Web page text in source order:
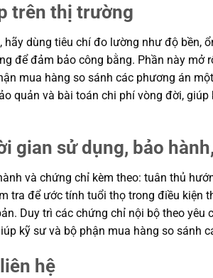
trên thị trường
dùng tiêu chí đo lường như độ bền,
để đảm bảo công bằng. Phần này mở
mua hàng so sánh các phương án
quản và bài toán chi phí vòng đời,
gian sử dụng, bảo
và chứng chỉ kèm theo: tuân thủ
tra để ước tính tuổi thọ trong điều kiện
Duy trì các chứng chỉ nội bộ theo yêu
kỹ sư và bộ phận mua hàng so sánh
hệ